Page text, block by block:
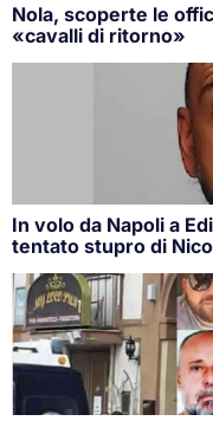
Nola, scoperte le
«cavalli di ritorno»
In volo da Napoli a
tentato stupro di